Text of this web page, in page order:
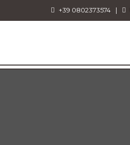
+39 0802373574 |